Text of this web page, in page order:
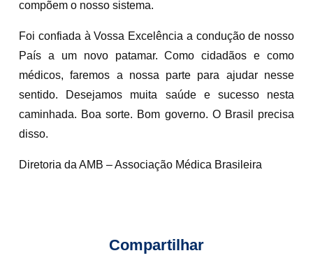
compõem o nosso sistema.
Foi confiada à Vossa Excelência a condução de nosso
País a um novo patamar. Como cidadãos e como
médicos, faremos a nossa parte para ajudar nesse
sentido. Desejamos muita saúde e sucesso nesta
caminhada. Boa sorte. Bom governo. O Brasil precisa
disso.
Diretoria da AMB – Associação Médica Brasileira
Compartilhar